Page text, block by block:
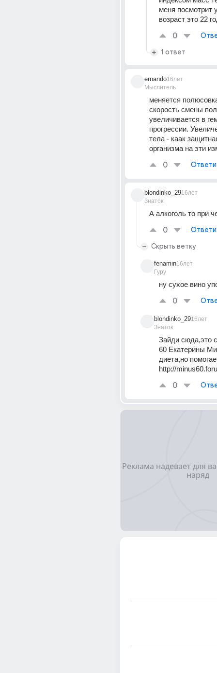
меня посмотрит
возраст это 22
0
1 ответ
ernando
Мыслитель
16лет
меняется
скорость смены
увеличивается в
прогрессии.
тела - каак
организма на эти
0
blondinko_29
Знаток
16лет
А алкоголь то при
0
Скрыть ветку
fenamin
Гуру
16лет
ну сухое вино
0
blondinko_29
Знаток
16лет
Зайди сюда,это
60 Екатерины
http://
0